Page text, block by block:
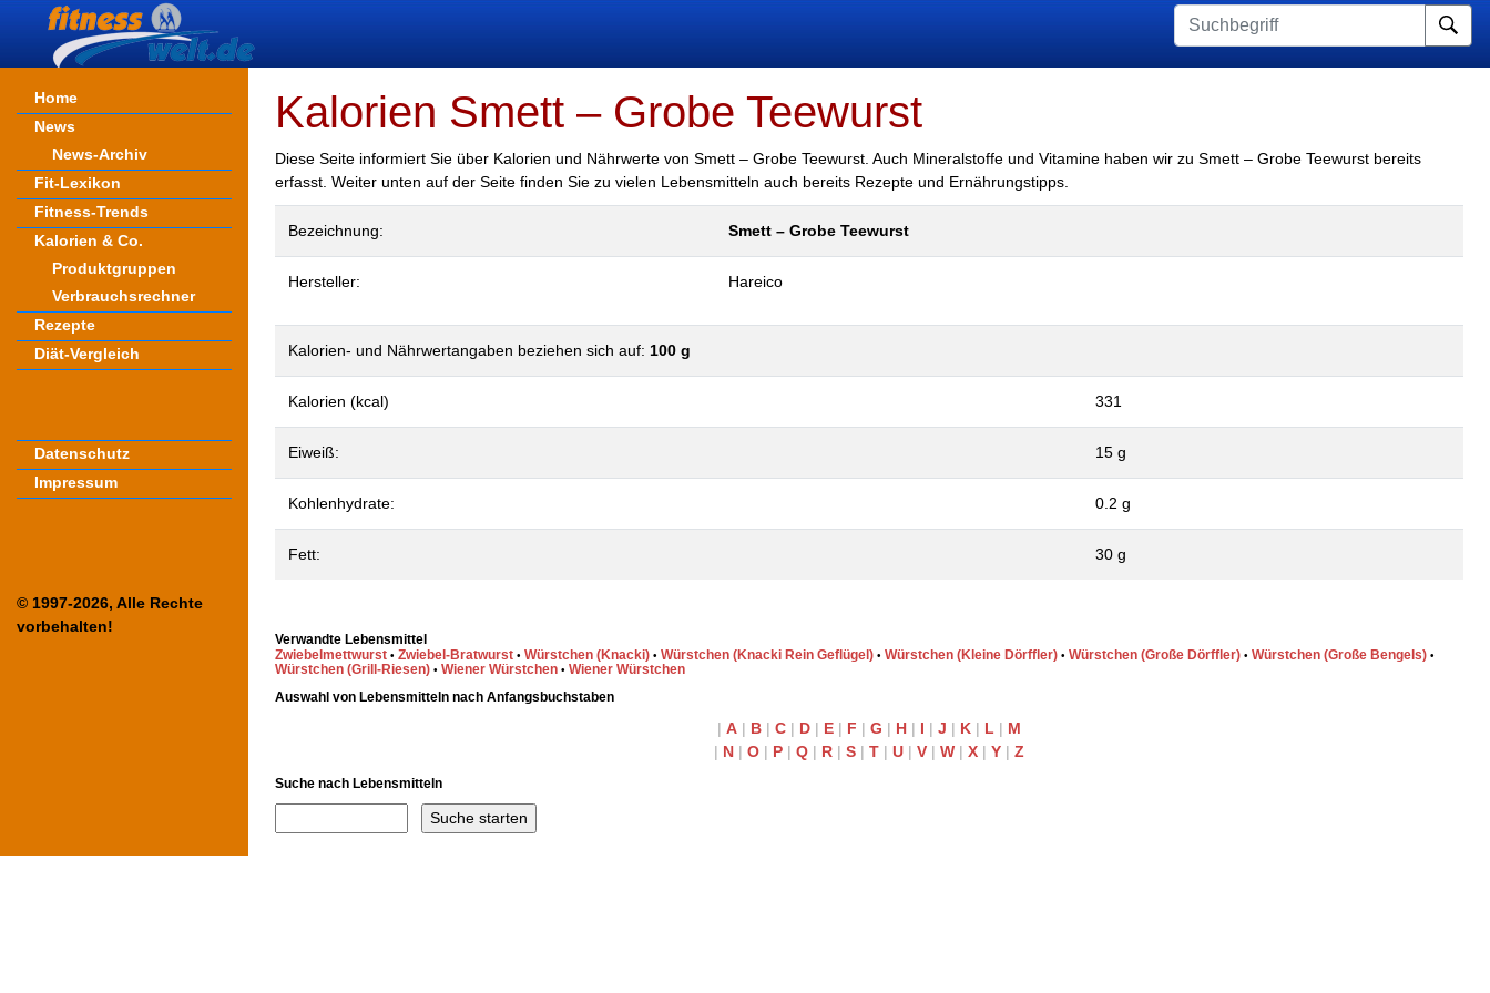
Home
News
News-Archiv
Fit-Lexikon
Fitness-Trends
Kalorien & Co.
Produktgruppen
Verbrauchsrechner
Rezepte
Diät-Vergleich
Datenschutz
Impressum
© 1997-2026, Alle Rechte
vorbehalten!
Kalorien Smett – Grobe Teewurst
Diese Seite informiert Sie über Kalorien und Nährwerte von Smett – Grobe Teewurst. Auch Mineralstoffe und Vitamine haben wir zu Smett – Grobe Teewurst bereits
erfasst. Weiter unten auf der Seite finden Sie zu vielen Lebensmitteln auch bereits Rezepte und Ernährungstipps.
Bezeichnung: Smett – Grobe Teewurst
Hersteller: Hareico
Kalorien- und Nährwertangaben beziehen sich auf: 100 g
Kalorien (kcal) 331
Eiweiß: 15 g
Kohlenhydrate: 0.2 g
Fett: 30 g
Verwandte Lebensmittel
Zwiebelmettwurst • Zwiebel-Bratwurst • Würstchen (Knacki) • Würstchen (Knacki Rein Geflügel) • Würstchen (Kleine Dörffler) • Würstchen (Große Dörffler) • Würstchen (Große Bengels) •
Würstchen (Grill-Riesen) • Wiener Würstchen • Wiener Würstchen
Auswahl von Lebensmitteln nach Anfangsbuchstaben
| A | B | C | D | E | F | G | H | I | J | K | L | M
| N | O | P | Q | R | S | T | U | V | W | X | Y | Z
Suche nach Lebensmitteln